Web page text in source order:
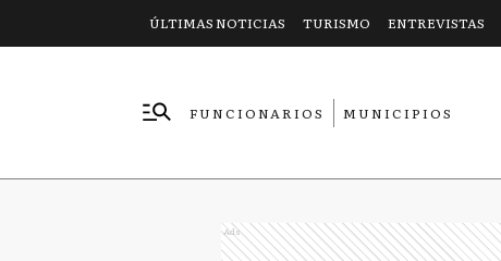
ÚLTIMAS NOTICIAS TURISMO ENTREVISTAS
FUNCIONARIOS
MUNICIPIOS
Ads